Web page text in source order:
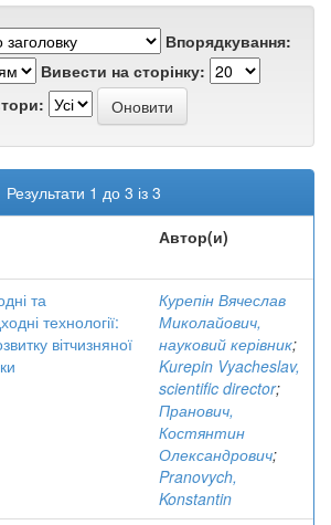
Впорядкування:
Вивести на сторінку:
Результати 1 до 3 із 3
Автор(и)
та
технології:
вітчизняної
Курепін Вячеслав
Миколайович,
науковий керівник;
Kurepin Vyacheslav,
scientific director;
Пранович,
Костянтин
Олександрович;
Pranovych,
Konstantin